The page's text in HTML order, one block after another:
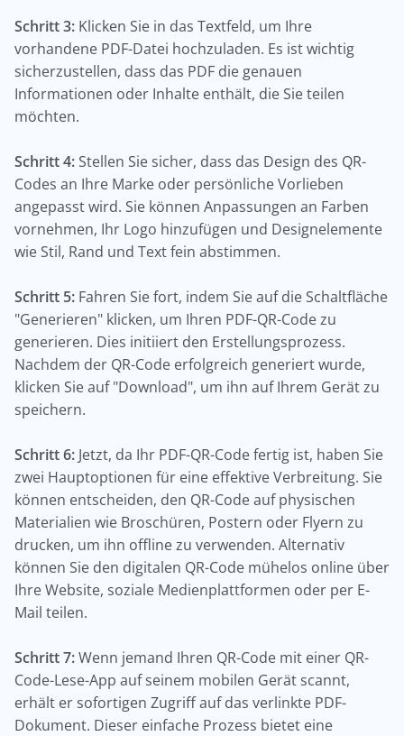
Schritt 3: Klicken Sie in das Textfeld, um Ihre
vorhandene PDF-Datei hochzuladen. Es ist wichtig
sicherzustellen, dass das PDF die genauen
Informationen oder Inhalte enthält, die Sie teilen
möchten.
Schritt 4: Stellen Sie sicher, dass das Design des QR-
Codes an Ihre Marke oder persönliche Vorlieben
angepasst wird. Sie können Anpassungen an Farben
vornehmen, Ihr Logo hinzufügen und Designelemente
wie Stil, Rand und Text fein abstimmen.
Schritt 5: Fahren Sie fort, indem Sie auf die Schaltfläche
"Generieren" klicken, um Ihren PDF-QR-Code zu
generieren. Dies initiiert den Erstellungsprozess.
Nachdem der QR-Code erfolgreich generiert wurde,
klicken Sie auf "Download", um ihn auf Ihrem Gerät zu
speichern.
Schritt 6: Jetzt, da Ihr PDF-QR-Code fertig ist, haben Sie
zwei Hauptoptionen für eine effektive Verbreitung. Sie
können entscheiden, den QR-Code auf physischen
Materialien wie Broschüren, Postern oder Flyern zu
drucken, um ihn offline zu verwenden. Alternativ
können Sie den digitalen QR-Code mühelos online über
Ihre Website, soziale Medienplattformen oder per E-
Mail teilen.
Schritt 7:Wenn jemand Ihren QR-Code mit einer QR-
Code-Lese-App auf seinem mobilen Gerät scannt,
erhält er sofortigen Zugriff auf das verlinkte PDF-
Dokument. Dieser einfache Prozess bietet eine